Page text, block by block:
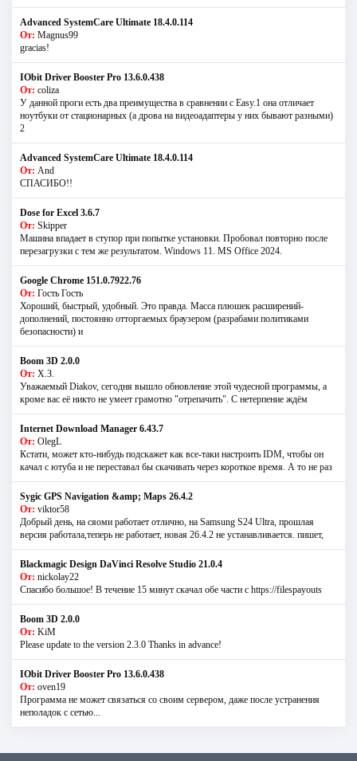
Advanced SystemCare Ultimate 18.4.0.114
От: Magnus99
gracias!
IObit Driver Booster Pro 13.6.0.438
От: coliza
У данной проги есть два преимущества в сравнении с Easy.1 она отличает
ноутбуки от стационарных (а дрова на видеоадаптеры у них бывают разными)
2
Advanced SystemCare Ultimate 18.4.0.114
От: And
СПАСИБО!!
Dose for Excel 3.6.7
От: Skipper
Машина впадает в ступор при попытке установки. Пробовал повторно после
перезагрузки с тем же результатом. Windows 11. MS Offiсe 2024.
Google Chrome 151.0.7922.76
От: Гость Гость
Хороший, быстрый, удобный. Это правда. Масса плюшек расширений-
дополнений, постоянно отторгаемых браузером (разрабами политиками
безопасности) и
Boom 3D 2.0.0
От: Х.З.
Уважаемый Diakov, сегодня вышло обновление этой чудесной программы, а
кроме вас её никто не умеет грамотно "отрепачить". С нетерпение ждём
Internet Download Manager 6.43.7
От: OlegL
Кстати, может кто-нибудь подскажет как все-таки настроить IDM, чтобы он
качал с ютуба и не переставал бы скачивать через короткое время. А то не раз
Sygic GPS Navigation &amp; Maps 26.4.2
От: viktor58
Добрый день, на сяоми работает отлично, на Samsung S24 Ultra, прошлая
версия работала,теперь не работает, новая 26.4.2 не устанавливается. пишет,
Blackmagic Design DaVinci Resolve Studio 21.0.4
От: nickolay22
Спасибо большое! В течение 15 минут скачал обе части с https://filespayouts
Boom 3D 2.0.0
От: KiM
Please update to the version 2.3.0 Thanks in advance!
IObit Driver Booster Pro 13.6.0.438
От: oven19
Программа не может связаться со своим сервером, даже после устранения
неполадок с сетью...